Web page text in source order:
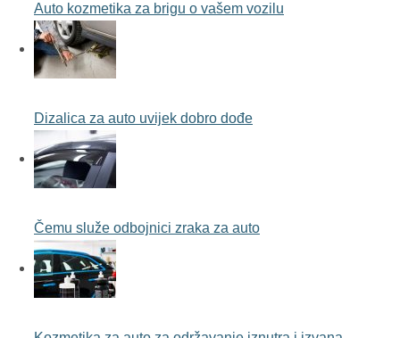
Auto kozmetika za brigu o vašem vozilu
Dizalica za auto uvijek dobro dođe
Čemu služe odbojnici zraka za auto